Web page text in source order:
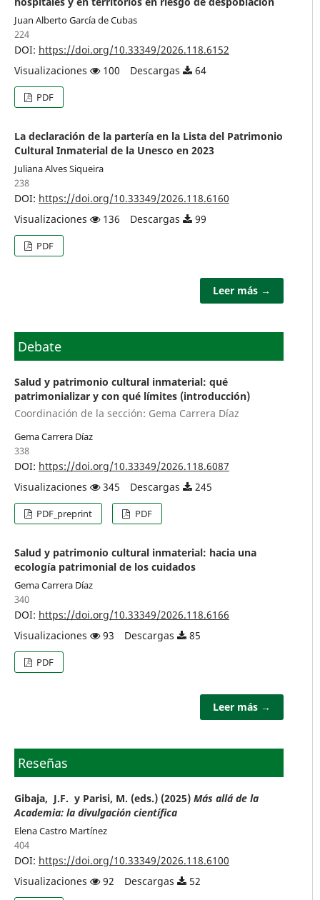
Juan Alberto García de Cubas
224
DOI: https://doi.org/10.33349/2026.118.6152
Visualizaciones
100 Descargas 64
PDF
La declaración de la partería en la Lista del Patrimonio
Cultural Inmaterial de la Unesco en 2023
Juliana Alves Siqueira
238
DOI: https://doi.org/10.33349/2026.118.6160
Visualizaciones
136 Descargas 99
PDF
Leer más →
Debate
Salud y patrimonio cultural inmaterial: qué
patrimonializar y con qué límites (introducción)
Coordinación de la sección: Gema Carrera Díaz
Gema Carrera Díaz
338
DOI: https://doi.org/10.33349/2026.118.6087
Visualizaciones
345 Descargas 245
PDF_preprint PDF
Salud y patrimonio cultural inmaterial: hacia una
ecología patrimonial de los cuidados
Gema Carrera Díaz
340
DOI: https://doi.org/10.33349/2026.118.6166
Visualizaciones
93 Descargas 85
PDF
Leer más →
Reseñas
Gibaja, J.F. y Parisi, M. (eds.) (2025) Más allá de la
Academia: la divulgación científica
Elena Castro Martínez
404
DOI: https://doi.org/10.33349/2026.118.6100
Visualizaciones
92 Descargas 52